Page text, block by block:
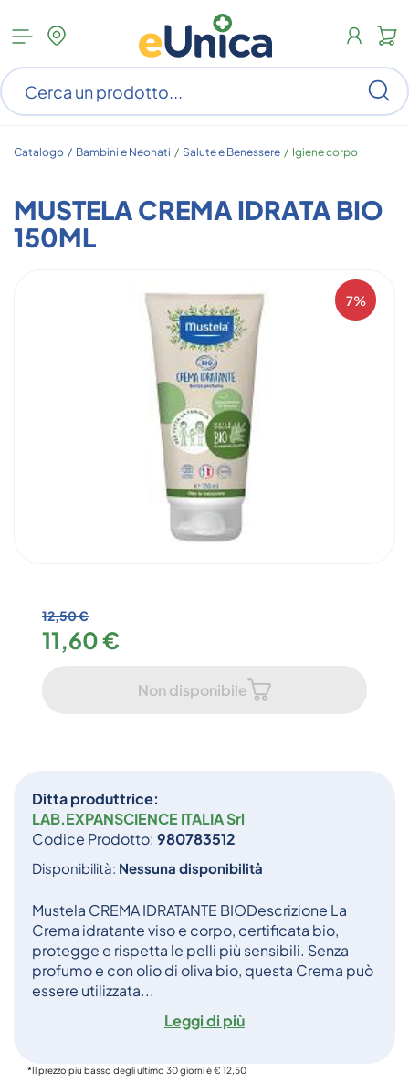
Apri
menu
categorie
Catalogo / Bambini e Neonati / Salute e Benessere / Igiene corpo
MUSTELA CREMA IDRATA BIO
150ML
7%
Ditta produttrice:
LAB.EXPANSCIENCE ITALIA Srl
Codice Prodotto: 980783512
Disponibilità: Nessuna disponibilità
Mustela CREMA IDRATANTE BIODescrizione La
Crema idratante viso e corpo, certificata bio,
protegge e rispetta le pelli più sensibili. Senza
profumo e con olio di oliva bio, questa Crema può
essere utilizzata...
Leggi di più
12,50 €
11,60 €
Non disponibile
*Il prezzo più basso degli ultimo 30 giorni è € 12,50